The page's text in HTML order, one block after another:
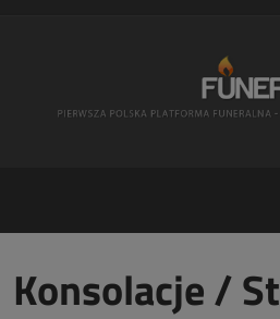
Konsolacje /